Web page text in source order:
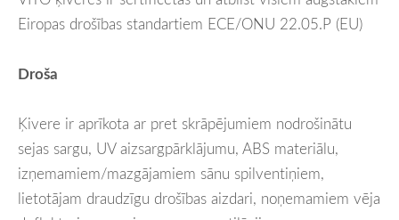
Eiropas drošības standartiem ECE/ONU 22.05.P (EU)
Droša
Ķivere ir aprīkota ar pret skrāpējumiem nodrošinātu
sejas sargu, UV aizsargpārklājumu, ABS materiālu,
izņemamiem/mazgājamiem sānu spilventiņiem,
lietotājam draudzīgu drošības aizdari, noņemamiem vēja